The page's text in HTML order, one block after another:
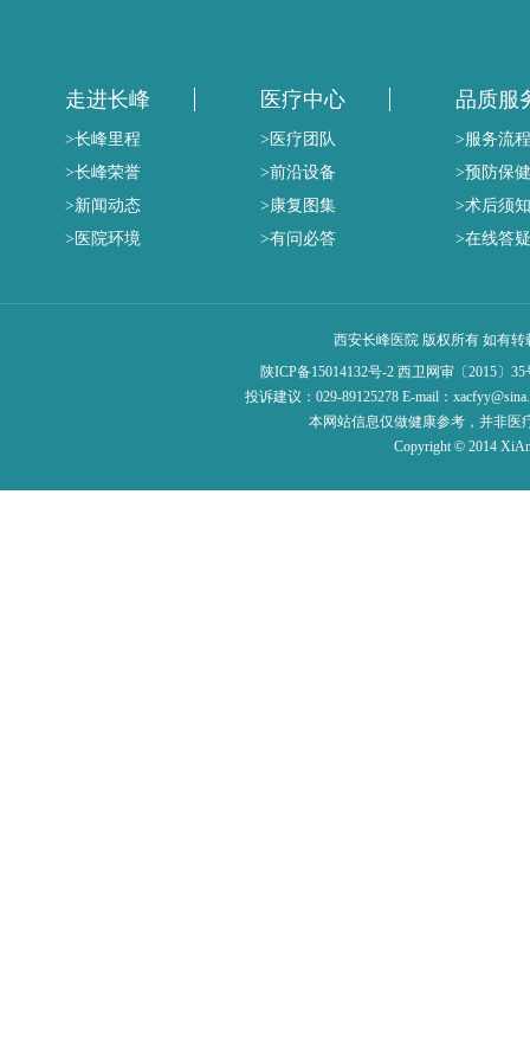
走进长峰
>长峰里程
>长峰荣誉
>新闻动态
>医院环境
医疗中心
>医疗团队
>前沿设备
>康复图集
>有问必答
品质服
>服务流程
>预防保健
>术后须知
>在线答疑
西安长峰医院 版权所有 如有
陕ICP备15014132号-2西卫网审〔2015〕
投诉建议：029-89125278 E-mail：
本网站信息仅做健康参考，并非医
Copyright © 2014